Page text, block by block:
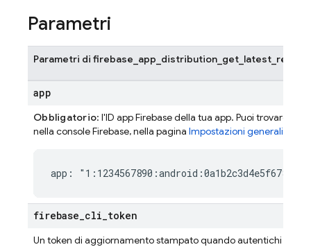
Parametri
Parametri di
app
Obbligatorio: l'ID app Firebase della tua app. Puoi trovare l'ID
nella consoleFirebase, nella pagina Impostazioni generali
app: "1:1234567890:android:0a1b2c3d4e5f67890"
firebase_cli_token
Un token di aggiornamento stampato quando autentichi